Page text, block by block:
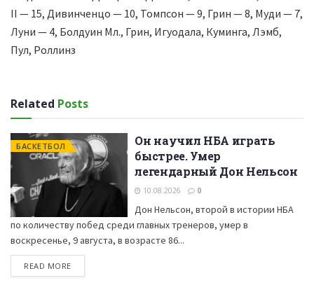
II — 15, Дивинченцо — 10, Томпсон — 9, Грин — 8, Муди — 7,
Луни — 4, Болдуин Мл., Грин, Игуодала, Куминга, Лэмб,
Пул, Роллинз
Related Posts
БАСКЕТБОЛ
Он научил НБА играть
быстрее. Умер
легендарный Дон Нельсон
10.08.2026 0
Дон Нельсон, второй в истории НБА
по количеству побед среди главных тренеров, умер в
воскресенье, 9 августа, в возрасте 86...
READ MORE